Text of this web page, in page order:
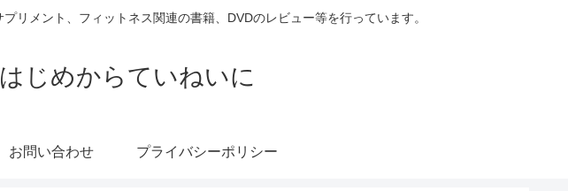
リメント、フィットネス関連の書籍、DVDのレビュー等を行っています。
じめからていねいに
お問い合わせ プライバシーポリシー